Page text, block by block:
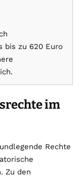
bis zu 620 Euro
im
Rechte
Zu den